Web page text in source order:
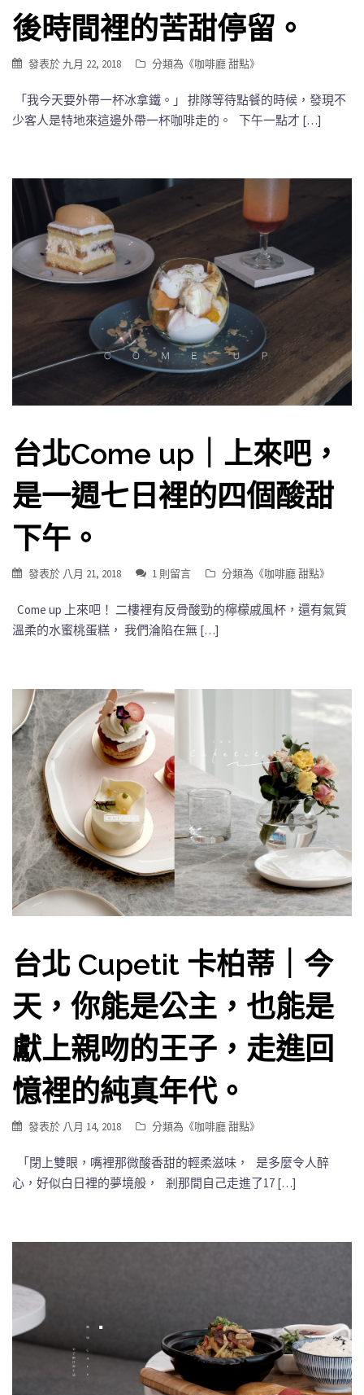
後時間裡的苦甜停留。
發表於 九月 22, 2018 分類為《咖啡廳 甜點》
「我今天要外帶一杯冰拿鐵。」 排隊等待點餐的時候，發現不
少客人是特地來這邊外帶一杯咖啡走的。 下午一點才 […]
台北Come up｜上來吧，
是一週七日裡的四個酸甜
下午。
發表於 八月 21, 2018 1 則留言 分類為《咖啡廳 甜點》
Come up 上來吧！ 二樓裡有反骨酸勁的檸檬戚風杯，還有氣質
溫柔的水蜜桃蛋糕， 我們淪陷在無 […]
台北 Cupetit 卡柏蒂｜今
天，你能是公主，也能是
獻上親吻的王子，走進回
憶裡的純真年代。
發表於 八月 14, 2018 分類為《咖啡廳 甜點》
「閉上雙眼，嘴裡那微酸香甜的輕柔滋味， 是多麼令人醉
心，好似白日裡的夢境般， 剎那間自己走進了17 […]